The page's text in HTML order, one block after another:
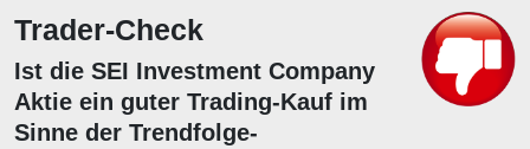
Trader-Check
Ist die SEI Investment Company
Aktie ein guter Trading-Kauf im
Sinne der Trendfolge-